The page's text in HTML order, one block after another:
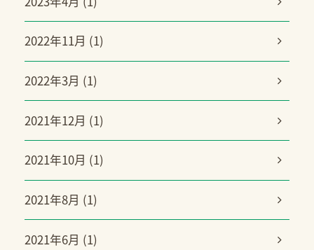
2022年11月 (1)
2022年3月 (1)
2021年12月 (1)
2021年10月 (1)
2021年8月 (1)
2021年6月 (1)